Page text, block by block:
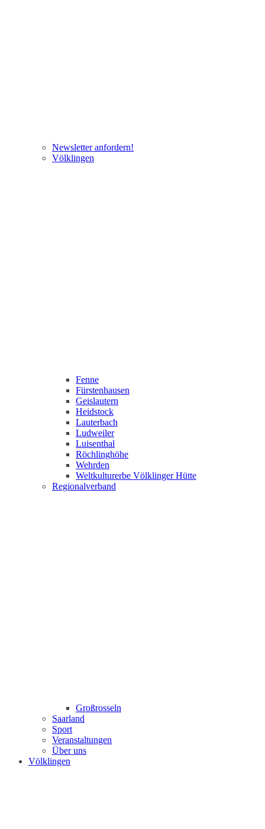
Newsletter anfordern!
Völklingen
Fenne
Fürstenhausen
Geislautern
Heidstock
Lauterbach
Ludweiler
Luisenthal
Röchlinghöhe
Wehrden
Weltkulturerbe Völklinger Hütte
Regionalverband
Großrosseln
Saarland
Sport
Veranstaltungen
Über uns
Völklingen